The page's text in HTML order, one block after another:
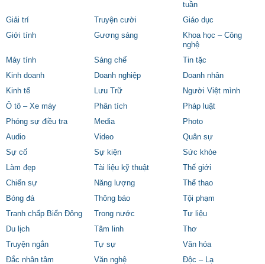
tuần
Giải trí
Truyện cười
Giáo dục
Giới tính
Gương sáng
Khoa học – Công
nghệ
Máy tính
Sáng chế
Tin tặc
Kinh doanh
Doanh nghiệp
Doanh nhân
Kinh tế
Lưu Trữ
Người Việt mình
Ô tô – Xe máy
Phân tích
Pháp luật
Phóng sự điều tra
Media
Photo
Audio
Video
Quân sự
Sự cố
Sự kiện
Sức khỏe
Làm đẹp
Tài liệu kỹ thuật
Thế giới
Chiến sự
Năng lượng
Thể thao
Bóng đá
Thông báo
Tội phạm
Tranh chấp Biển Đông
Trong nước
Tư liệu
Du lịch
Tâm linh
Thơ
Truyện ngắn
Tự sự
Văn hóa
Đắc nhân tâm
Văn nghệ Độc – Lạ